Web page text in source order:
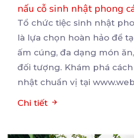
nấu cỗ sinh nhật phong
Tổ chức tiệc sinh nhật
là lựa chọn hoàn hảo để
ấm cúng, đa dạng món
đối tượng. Khám phá
nhật chuẩn vị tại
Chi tiết